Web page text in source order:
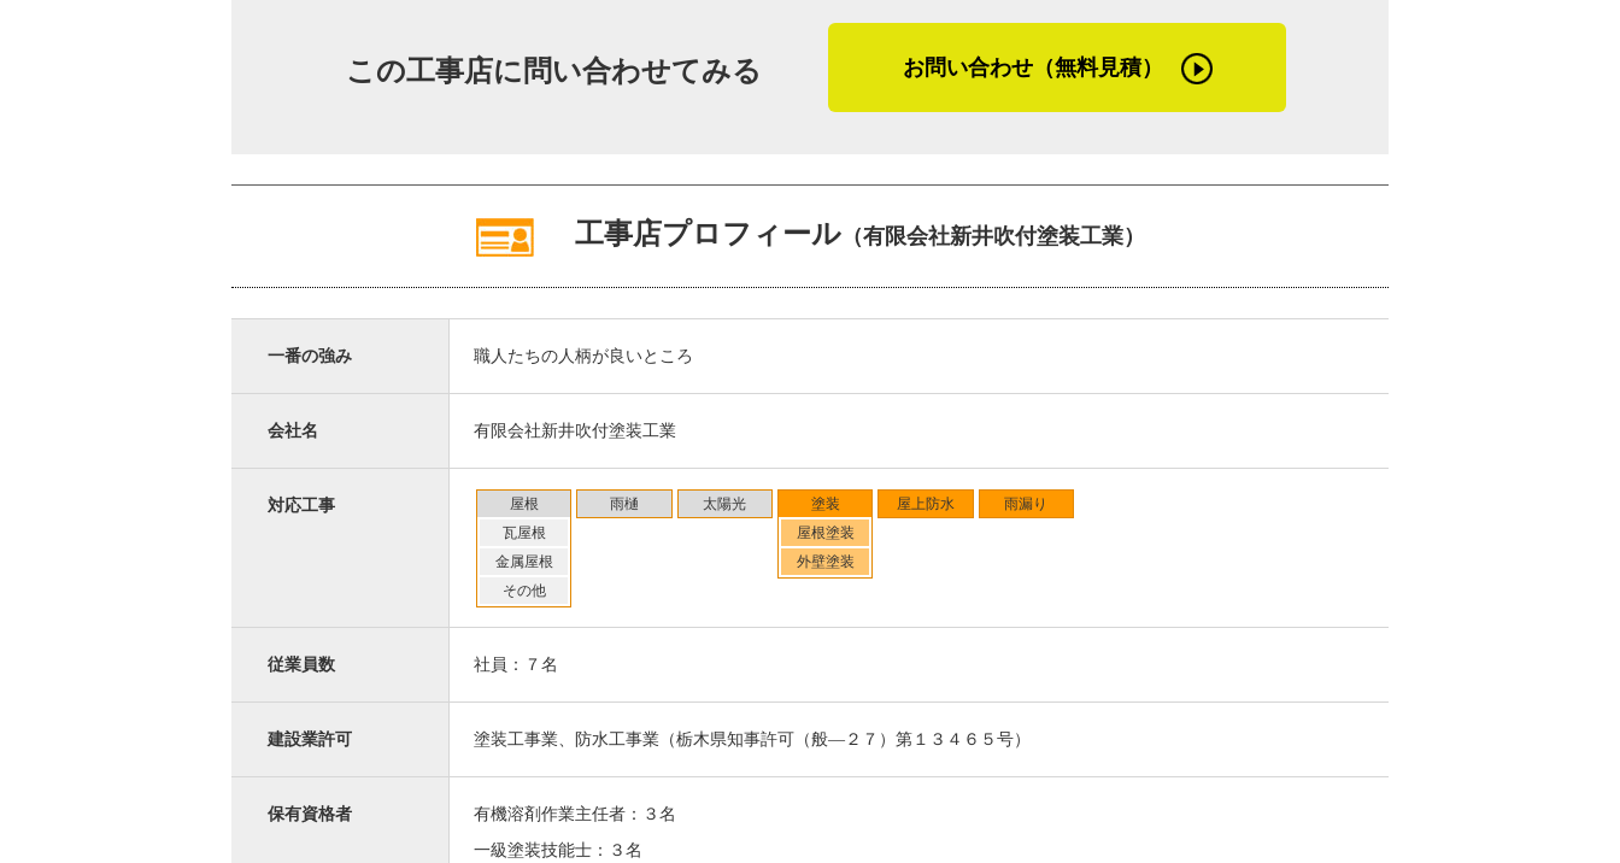
ね。屋根リフォームや屋根修理をする場合には、台風の想定をするべきです」
「屋根の点検の際には現状を写真におさめて、それを見ながら打ち合わせをしま
理を依頼される機会が多いとのこと。そのお話から、ここ栃木県宇都宮市で新井吹
付塗装工業に寄せられている信頼の厚さが伺えた取材でした。
この工事店に問い合わせてみる お問い合わせ（無料見積）
工事店プロフィール（有限会社新井吹付塗装工業）
一番の強み 職人たちの人柄が良いところ
会社名 有限会社新井吹付塗装工業
対応工事
屋根
瓦屋根
金属屋根
その他
雨樋 太陽光
塗装
屋根塗装
外壁塗装
屋上防水 雨漏り
従業員数 社員：７名
建設業許可 塗装工事業、防水工事業（栃木県知事許可（般―２７）第１３４６５号）
保有資格者
有機溶剤作業主任者：３名
一級塗装技能士：３名